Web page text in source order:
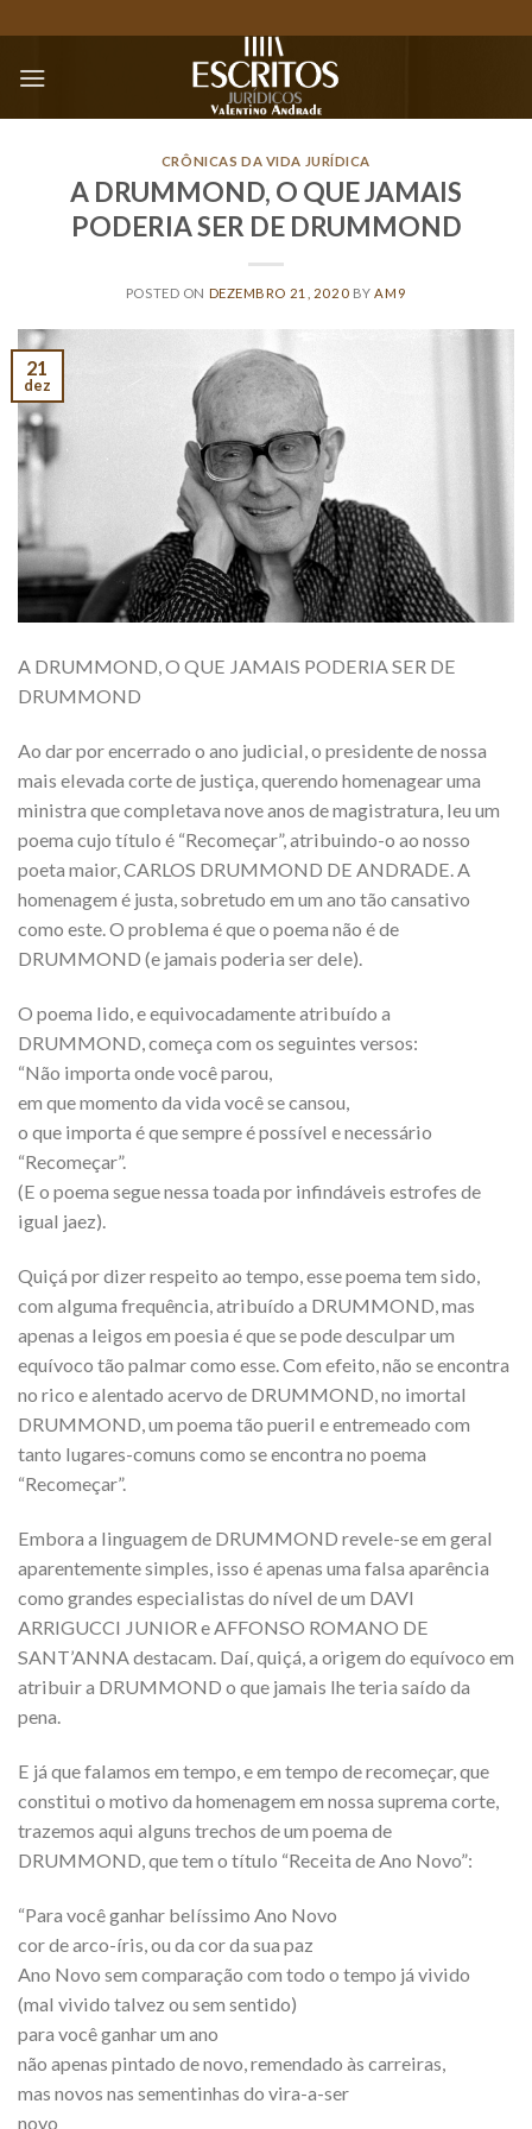
to
content
CRÔNICAS DA VIDA JURÍDICA
A DRUMMOND, O QUE JAMAIS
PODERIA SER DE DRUMMOND
POSTED ON DEZEMBRO 21, 2020 BYAM9
21
dez
A DRUMMOND, O QUE JAMAIS PODERIA SER DE
DRUMMOND
Ao dar por encerrado o ano judicial, o presidente de nossa
mais elevada corte de justiça, querendo homenagear uma
ministra que completava nove anos de magistratura, leu um
poema cujo título é “Recomeçar”, atribuindo-o ao nosso
poeta maior, CARLOS DRUMMOND DE ANDRADE. A
homenagem é justa, sobretudo em um ano tão cansativo
como este. O problema é que o poema não é de
DRUMMOND (e jamais poderia ser dele).
O poema lido, e equivocadamente atribuído a
DRUMMOND, começa com os seguintes versos:
“Não importa onde você parou,
em que momento da vida você se cansou,
o que importa é que sempre é possível e necessário
“Recomeçar”.
(E o poema segue nessa toada por infindáveis estrofes de
igual jaez).
Quiçá por dizer respeito ao tempo, esse poema tem sido,
com alguma frequência, atribuído a DRUMMOND, mas
apenas a leigos em poesia é que se pode desculpar um
equívoco tão palmar como esse. Com efeito, não se encontra
no rico e alentado acervo de DRUMMOND, no imortal
DRUMMOND, um poema tão pueril e entremeado com
tanto lugares-comuns como se encontra no poema
“Recomeçar”.
Embora a linguagem de DRUMMOND revele-se em geral
aparentemente simples, isso é apenas uma falsa aparência
como grandes especialistas do nível de um DAVI
ARRIGUCCI JUNIOR e AFFONSO ROMANO DE
SANT’ANNA destacam. Daí, quiçá, a origem do equívoco em
atribuir a DRUMMOND o que jamais lhe teria saído da
pena.
E já que falamos em tempo, e em tempo de recomeçar, que
constitui o motivo da homenagem em nossa suprema corte,
trazemos aqui alguns trechos de um poema de
DRUMMOND, que tem o título “Receita de Ano Novo”:
“Para você ganhar belíssimo Ano Novo
cor de arco-íris, ou da cor da sua paz
Ano Novo sem comparação com todo o tempo já vivido
(mal vivido talvez ou sem sentido)
para você ganhar um ano
não apenas pintado de novo, remendado às carreiras,
mas novos nas sementinhas do vira-a-ser
novo